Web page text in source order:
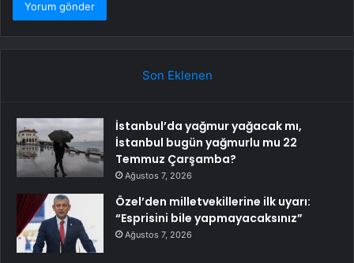
Son Eklenen
İstanbul’da yağmur yağacak mı,
İstanbul bugün yağmurlu mu 22
Temmuz Çarşamba?
Ağustos 7, 2026
Özel’den milletvekillerine ilk uyarı:
“Esprisini bile yapmayacaksınız”
Ağustos 7, 2026